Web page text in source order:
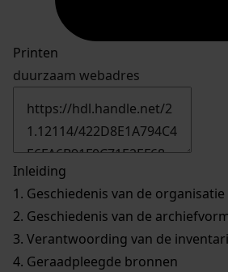
Printen
duurzaam webadres
Inleiding
1. Geschiedenis van de organisatie
2. Geschiedenis van de
3. Verantwoording van de
4. Geraadpleegde bronnen